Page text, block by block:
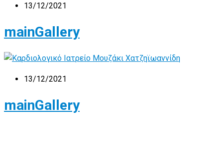
13/12/2021
mainGallery
13/12/2021
mainGallery